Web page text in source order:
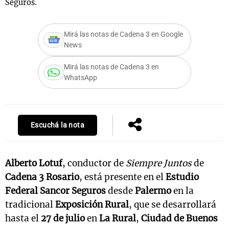
Seguros.
Mirá las notas de Cadena 3 en Google
News
Mirá las notas de Cadena 3 en
WhatsApp
Escuchá la nota
Alberto Lotuf, conductor de Siempre Juntosde
Cadena 3 Rosario, está presente en elEstudio
Federal Sancor SegurosdesdePalermoen la
tradicionalExposición Rural, que se desarrollará
hasta el 27 de julioenLa Rural, Ciudad de Buenos
Notas